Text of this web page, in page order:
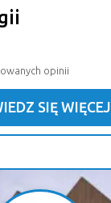
opinii
SIĘ WIĘCEJ